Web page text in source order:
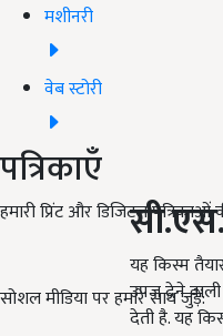
मशीनरी
वेब स्टोरी
पत्रिकाएँ
हमारी प्रिंट और डिजिटल
सोशल मीडिया पर हमारे साथ जुड़ें:
यह किस्म
उपज देने
देती है. यह